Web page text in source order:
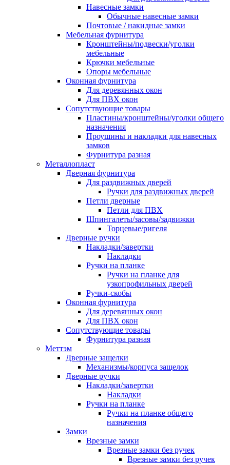
Навесные замки
Обычные навесные замки
Почтовые / накидные замки
Мебельная фурнитура
Кронштейны/подвески/уголки
мебельные
Крючки мебельные
Опоры мебельные
Оконная фурнитура
Для деревянных окон
Для ПВХ окон
Сопутствующие товары
Пластины/кронштейны/уголки общего
назначения
Проушины и накладки для навесных
замков
Фурнитура разная
Металлопласт
Дверная фурнитура
Для раздвижных дверей
Ручки для раздвижных дверей
Петли дверные
Петли для ПВХ
Шпингалеты/засовы/задвижки
Торцевые/ригеля
Дверные ручки
Накладки/завертки
Накладки
Ручки на планке
Ручки на планке для
узкопрофильных дверей
Ручки-скобы
Оконная фурнитура
Для деревянных окон
Для ПВХ окон
Сопутствующие товары
Фурнитура разная
Меттэм
Дверные защелки
Механизмы/корпуса защелок
Дверные ручки
Накладки/завертки
Накладки
Ручки на планке
Ручки на планке общего
назначения
Замки
Врезные замки
Врезные замки без ручек
Врезные замки без ручек